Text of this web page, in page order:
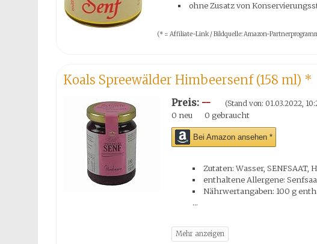
ohne Zusatz von
(* = Affiliate-Link / Bildquelle: Amazon-
Koals Spreewälder Himbeersenf (158 ml) *
Preis: -- (Stand von: 01.03.2022,
0 neu 0 gebraucht
Bei Amazon ansehen *
Zutaten: Wasser,
enthaltene Allergene:
Nährwertangaben: 100 g